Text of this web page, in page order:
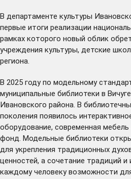
В департаменте культуры
первые итоги реализации
рамках которого новый облик
учреждения культуры, детские
региона.
В 2025 году по модельному
муниципальные библиотеки в
Ивановского района. В
поколения появилось
оборудование, современная
фонд. Модельные библиотеки
для укрепления традиционных
ценностей, а сочетание традиций
каждому человеку возможности